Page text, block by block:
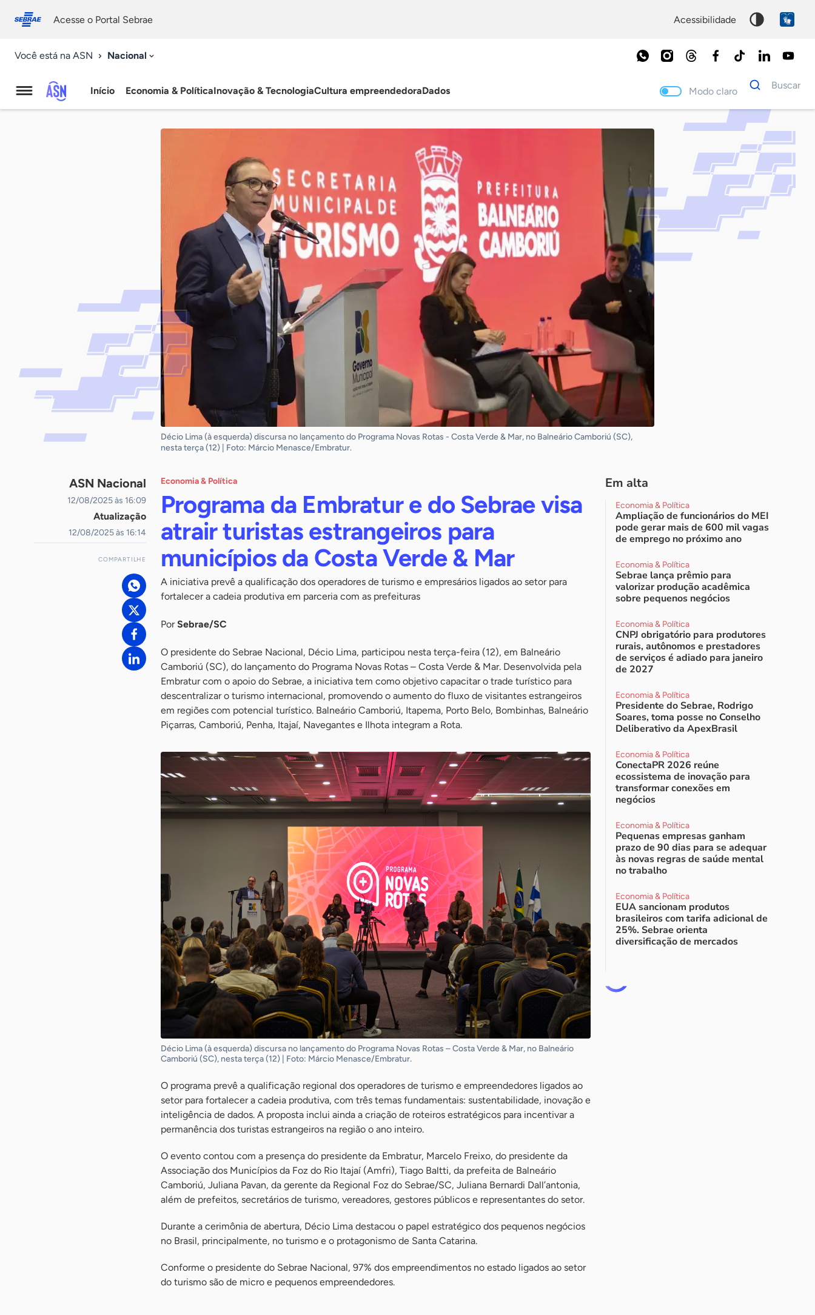
conosco
Acesse o Portal Sebrae acessibilidade
Você está na ASN Nacional
Agência
Início Economia & PolíticaInovação & TecnologiaCultura empreendedoraDados Modo claro
Dados
para
Buscar
Palavra
chave
Décio Lima (à esquerda) discursa no lançamento do Programa Novas Rotas - Costa Verde & Mar, no Balneário Camboriú (SC),
nesta terça (12) | Foto: Márcio Menasce/Embratur.
ASN Nacional
12/08/2025 às 16:09
Atualização
12/08/2025 às 16:14
COMPARTILHE
Economia & Política
Programa da Embratur e do Sebrae visa
atrair turistas estrangeiros para
municípios da Costa Verde & Mar
A iniciativa prevê a qualificação dos operadores de turismo e empresários ligados ao setor para
fortalecer a cadeia produtiva em parceria com as prefeituras
PorSebrae/SC
O presidente do Sebrae Nacional, Décio Lima, participou nesta terça-feira (12), em Balneário
Camboriú (SC), do lançamento do Programa Novas Rotas – Costa Verde & Mar. Desenvolvida pela
Embratur com o apoio do Sebrae, a iniciativa tem como objetivo capacitar o trade turístico para
descentralizar o turismo internacional, promovendo o aumento do fluxo de visitantes estrangeiros
em regiões com potencial turístico. Balneário Camboriú, Itapema, Porto Belo, Bombinhas, Balneário
Piçarras, Camboriú, Penha, Itajaí, Navegantes e Ilhota integram a Rota.
Décio Lima (à esquerda) discursa no lançamento do Programa Novas Rotas – Costa Verde & Mar, no Balneário
Camboriú (SC), nesta terça (12) | Foto: Márcio Menasce/Embratur.
O programa prevê a qualificação regional dos operadores de turismo e empreendedores ligados ao
setor para fortalecer a cadeia produtiva, com três temas fundamentais: sustentabilidade, inovação e
inteligência de dados. A proposta inclui ainda a criação de roteiros estratégicos para incentivar a
permanência dos turistas estrangeiros na região o ano inteiro.
O evento contou com a presença do presidente da Embratur, Marcelo Freixo, do presidente da
Associação dos Municípios da Foz do Rio Itajaí (Amfri), Tiago Baltti, da prefeita de Balneário
Camboriú, Juliana Pavan, da gerente da Regional Foz do Sebrae/SC, Juliana Bernardi Dall’antonia,
além de prefeitos, secretários de turismo, vereadores, gestores públicos e representantes do setor.
Durante a cerimônia de abertura, Décio Lima destacou o papel estratégico dos pequenos negócios
no Brasil, principalmente, no turismo e o protagonismo de Santa Catarina.
Conforme o presidente do Sebrae Nacional, 97% dos empreendimentos no estado ligados ao setor
do turismo são de micro e pequenos empreendedores.
Em alta
Economia & Política
Ampliação de funcionários do MEI
pode gerar mais de 600 mil vagas
de emprego no próximo ano
Economia & Política
Sebrae lança prêmio para
valorizar produção acadêmica
sobre pequenos negócios
Economia & Política
CNPJ obrigatório para produtores
rurais, autônomos e prestadores
de serviços é adiado para janeiro
de 2027
Economia & Política
Presidente do Sebrae, Rodrigo
Soares, toma posse no Conselho
Deliberativo da ApexBrasil
Economia & Política
ConectaPR 2026 reúne
ecossistema de inovação para
transformar conexões em
negócios
Economia & Política
Pequenas empresas ganham
prazo de 90 dias para se adequar
às novas regras de saúde mental
no trabalho
Economia & Política
EUA sancionam produtos
brasileiros com tarifa adicional de
25%. Sebrae orienta
diversificação de mercados